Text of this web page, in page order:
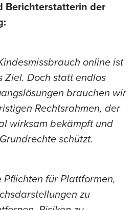
Berichterstatterin der
online ist
Ziel. Doch statt endlos
brauchen wir
Rechtsrahmen, der
wirksam bekämpft und
schützt.
für Plattformen,
zu